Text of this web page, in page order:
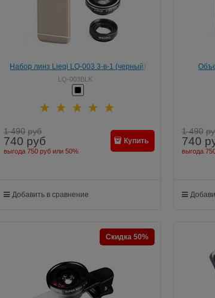
Набор линз Lieqi LQ-003 3-в-1 (черный)
LQ-003BLK
1 490 руб
740 руб
выгода 750 рубили 50%
Купить
Добавить в сравнение
1 490
740
выгода
Скидка 50%